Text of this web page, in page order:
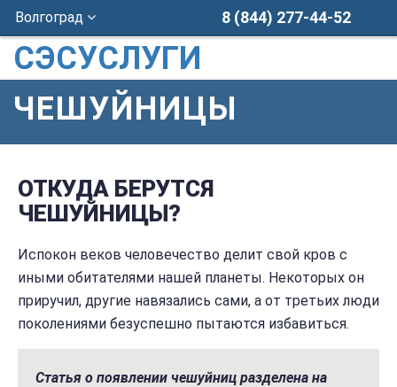
Волгоград 8 (844) 277-44-52
СЭСУСЛУГИ
ЧЕШУЙНИЦЫ
ОТКУДА БЕРУТСЯ
ЧЕШУЙНИЦЫ?
Испокон веков человечество делит свой кров с
иными обитателями нашей планеты. Некоторых он
приручил, другие навязались сами, а от третьих люди
поколениями безуспешно пытаются избавиться.
Статья о появлении чешуйниц разделена на